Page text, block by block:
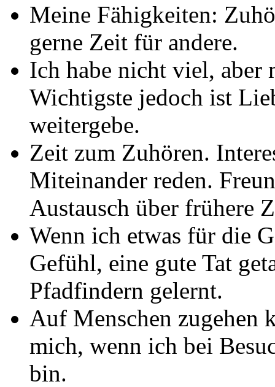
Meine Fähigkeiten:
gerne Zeit für andere.
Ich habe nicht viel, aber
Wichtigste jedoch ist
weitergebe.
Zeit zum Zuhören.
Miteinander reden.
Austausch über frühere
Wenn ich etwas für die
Gefühl, eine gute Tat
Pfadfindern gelernt.
Auf Menschen zugehen
mich, wenn ich bei
bin.